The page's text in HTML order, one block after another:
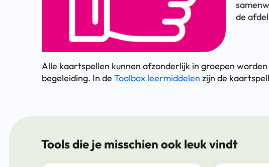
de
Alle kaartspellen kunnen afzonderlijk in groepen
begeleiding. In de Toolbox leermiddelen zijn de
Tools die je misschien ook leuk vindt